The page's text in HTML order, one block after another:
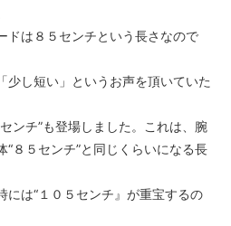
ドは８５センチという長さなので
少し短い」というお声を頂いていた
ンチ”も登場しました。これは、腕
８５センチ”と同じくらいになる長
には“１０５センチ』が重宝するの